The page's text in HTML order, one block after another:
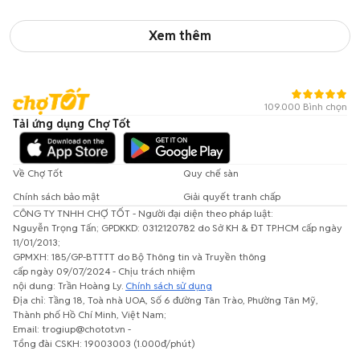
Xem thêm
109.000 Bình chọn
Tải ứng dụng Chợ Tốt
Về Chợ Tốt
Quy chế sàn
Chính sách bảo mật
Giải quyết tranh chấp
CÔNG TY TNHH CHỢ TỐT - Người đại diện theo pháp luật:
Nguyễn Trọng Tấn; GPDKKD: 0312120782 do Sở KH & ĐT TP.HCM cấp ngày
11/01/2013;
GPMXH: 185/GP-BTTTT do Bộ Thông tin và Truyền thông
cấp ngày 09/07/2024 - Chịu trách nhiệm
nội dung: Trần Hoàng Ly. Chính sách sử dụng
Địa chỉ: Tầng 18, Toà nhà UOA, Số 6 đường Tân Trào, Phường Tân Mỹ,
Thành phố Hồ Chí Minh, Việt Nam;
Email: trogiup@chotot.vn -
Tổng đài CSKH: 19003003 (1.000đ/phút)